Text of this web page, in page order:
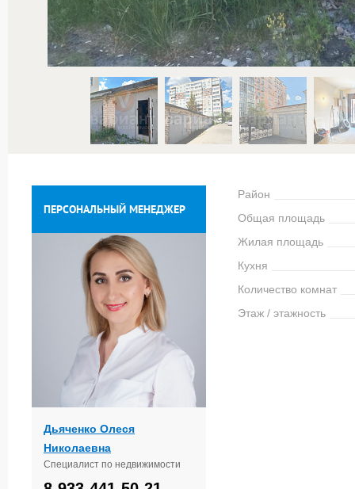
ПЕРСОНАЛЬНЫЙ МЕНЕДЖЕР
Дьяченко Олеся
Николаевна
Специалист по недвижимости
Район
Общая площадь
Жилая площадь
Кухня
Количество комнат
Этаж / этажность